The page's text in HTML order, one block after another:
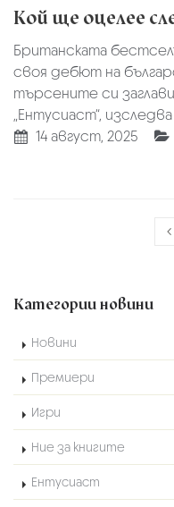
Кой ще оцелее
Британската
своя дебют на
търсените си
„Ентусиаст“,
14 август, 2025
Категории новини
Новини
Премиери
Игри
Ние за книгите
Ентусиаст